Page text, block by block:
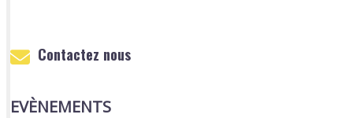
Contactez nous
EVÈNEMENTS